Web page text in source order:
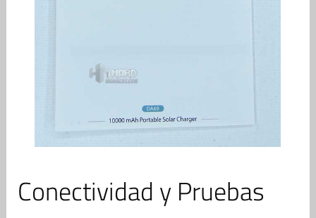
Conectividad y Pruebas